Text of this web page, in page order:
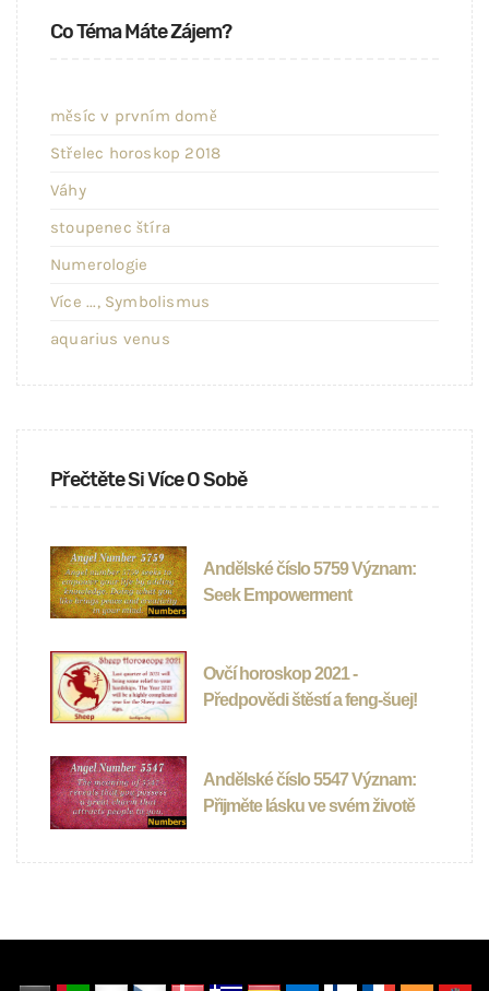
Co Téma Máte Zájem?
měsíc v prvním domě
Střelec horoskop 2018
Váhy
stoupenec štíra
Numerologie
Více ..., Symbolismus
aquarius venus
Přečtěte Si Více O Sobě
Andělské číslo 5759 Význam:
Seek Empowerment
Ovčí horoskop 2021 -
Předpovědi štěstí a feng-šuej!
Andělské číslo 5547 Význam:
Přijměte lásku ve svém životě